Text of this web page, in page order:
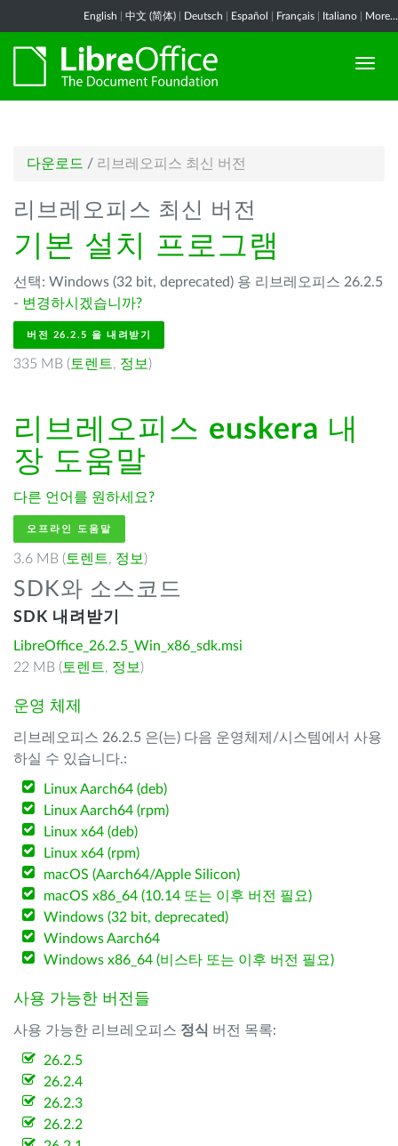
English 中文 (简体) Deutsch Español Français Italiano More...
다운로드 / 리브레오피스 최신 버전
리브레오피스 최신 버전
기본 설치 프로그램
선택: Windows (32 bit, deprecated) 용 리브레오피스 26.2.5
- 변경하시겠습니까?
버전 26.2.5 을 내려받기
335 MB ( 토렌트, 정보 )
리브레오피스 euskera 내
장 도움말
다른 언어를 원하세요?
오프라인 도움말
3.6 MB ( 토렌트, 정보 )
SDK와 소스코드
SDK 내려받기
LibreOffice_26.2.5_Win_x86_sdk.msi
22 MB ( 토렌트, 정보 )
운영 체제
리브레오피스 26.2.5 은(는) 다음 운영체제/시스템에서 사용
하실 수 있습니다.:
Linux Aarch64 (deb)
Linux Aarch64 (rpm)
Linux x64 (deb)
Linux x64 (rpm)
macOS (Aarch64/Apple Silicon)
macOS x86_64 (10.14 또는 이후 버전 필요)
Windows (32 bit, deprecated)
Windows Aarch64
Windows x86_64 (비스타 또는 이후 버전 필요)
사용 가능한 버전들
사용 가능한 리브레오피스 정식 버전 목록:
26.2.5
26.2.4
26.2.3
26.2.2